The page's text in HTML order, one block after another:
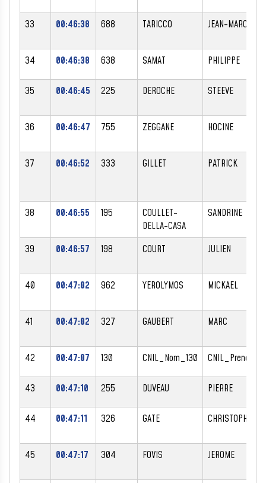
33 00:46:38 688 TARICCO JEAN-MARC
34 00:46:38 638 SAMAT PHILIPPE
35 00:46:45 225 DEROCHE STEEVE
36 00:46:47 755 ZEGGANE HOCINE
37 00:46:52 333 GILLET PATRICK
38 00:46:55 195
COULLET-
DELLA-CASA
SANDRINE
39 00:46:57 198 COURT JULIEN
40 00:47:02 962 YEROLYMOS MICKAEL
41 00:47:02 327 GAUBERT MARC
42 00:47:07 130 CNIL_Nom_130
43 00:47:10 255 DUVEAU PIERRE
44 00:47:11 326 GATE CHRISTOPHE
45 00:47:17 304 FOVIS JEROME